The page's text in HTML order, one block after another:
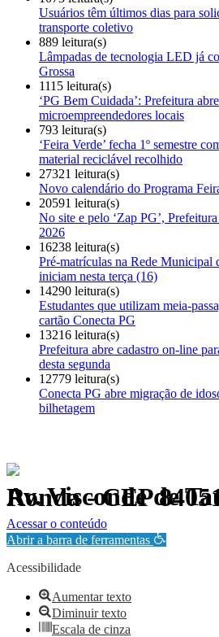
Usuários têm últimos dias para
transporte coletivo
889 leitura(s)
Lâmpadas de tecnologia LED já
Grossa
1115 leitura(s)
‘PG Bem Cuidada’: Prefeitura
microempreendedores locais
793 leitura(s)
‘Feira Verde’ fecha 1º semestre
material reciclável recolhido
27321 leitura(s)
Novo calendário do Programa
20591 leitura(s)
No site e pelo ‘Zap PG’,
2026
16238 leitura(s)
Pré-matrículas na Rede Municipal
iniciam nesta terça (16)
14290 leitura(s)
Estudantes que utilizam meia-
cartão Conecta PG
13216 leitura(s)
Prefeitura abre cadastro on-line
desta segunda
12779 leitura(s)
Conecta PG abre migração de
bilhetagem
Av. Visconde de Taunay, 950 - Ronda -
Política de Privacidade.
Acessar o conteúdo
Abrir a barra de ferramentas
Acessibilidade
Aumentar texto
Diminuir texto
Escala de cinza